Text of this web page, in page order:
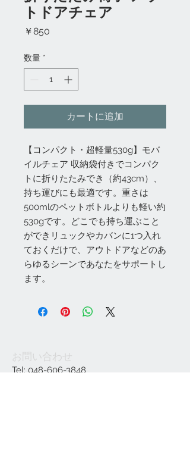
トドアチェア
￥850
数量 *
カートに追加
【コンパクト・超軽量530g】モバ
イルチェア 収納袋付きでコンパク
トに折りたたみでき（約43cm）、
持ち運びにも最適です。重さは
500mlのペットボトルよりも軽い約
530gです。どこでも持ち運ぶこと
ができリュックやカバンに1つ入れ
ておくだけで、アウトドアなどのあ
らゆるシーンであなたをサポートし
ます。
お問い合わせ
Tel: 048-606-3848